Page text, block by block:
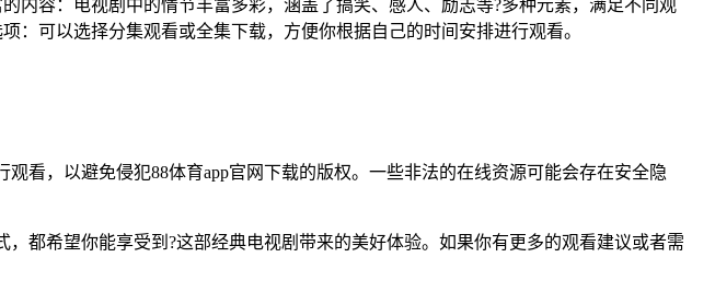
内容：电视剧中的情节丰富多彩，涵盖了搞笑、感人、励志等?多种元素，满足不同观
可以选择分集观看或全集下载，方便你根据自己的时间安排进行观看。
看，以避免侵犯88体育app官网下载的版权。一些非法的在线资源可能会存在安全隐
都希望你能享受到?这部经典电视剧带来的美好体验。如果你有更多的观看建议或者需